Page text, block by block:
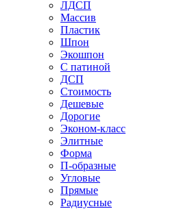
ЛДСП
Массив
Пластик
Шпон
Экошпон
С патиной
ДСП
Стоимость
Дешевые
Дорогие
Эконом-класс
Элитные
Форма
П-образные
Угловые
Прямые
Радиусные